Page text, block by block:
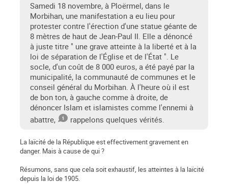
Samedi 18 novembre, à Ploërmel, dans le
Morbihan, une manifestation a eu lieu pour
protester contre l'érection d'une statue géante de
8 mètres de haut de Jean-Paul II. Elle a dénoncé
à juste titre " une grave atteinte à la liberté et à la
loi de séparation de l'Église et de l'État ". Le
socle, d'un coût de 8 000 euros, a été payé par la
municipalité, la communauté de communes et le
conseil général du Morbihan. À l'heure où il est
de bon ton, à gauche comme à droite, de
dénoncer Islam et islamistes comme l'ennemi à
abattre,
rappelons quelques vérités.
La laïcité de la République est effectivement gravement en
danger. Mais à cause de qui ?
Résumons, sans que cela soit exhaustif, les atteintes à la laïcité
depuis la loi de 1905.